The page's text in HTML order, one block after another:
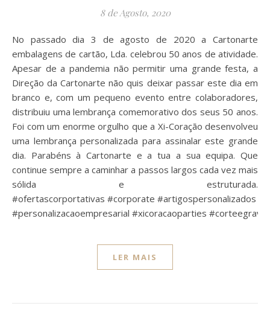
8 de Agosto, 2020
No passado dia 3 de agosto de 2020 a Cartonarte
embalagens de cartão, Lda. celebrou 50 anos de atividade.
Apesar de a pandemia não permitir uma grande festa, a
Direção da Cartonarte não quis deixar passar este dia em
branco e, com um pequeno evento entre colaboradores,
distribuiu uma lembrança comemorativo dos seus 50 anos.
Foi com um enorme orgulho que a Xi-Coração desenvolveu
uma lembrança personalizada para assinalar este grande
dia. Parabéns à Cartonarte e a tua a sua equipa. Que
continue sempre a caminhar a passos largos cada vez mais
sólida e estruturada.
#ofertascorportativas #corporate #artigospersonalizados
#personalizacaoempresarial #xicoracaoparties
LER MAIS